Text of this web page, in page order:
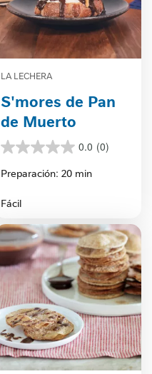
LA LECHERA
S'mores de Pan
de Muerto
0.0 (0)
0.0
5
Preparación: 20 min
Fácil